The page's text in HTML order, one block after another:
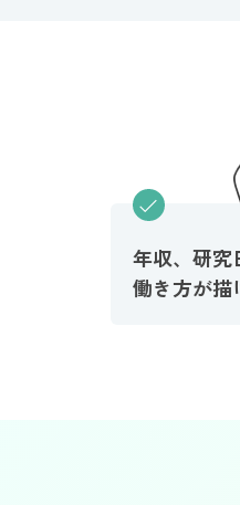
年収、研
働き方が描